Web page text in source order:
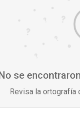
se
Revisa la ortografía